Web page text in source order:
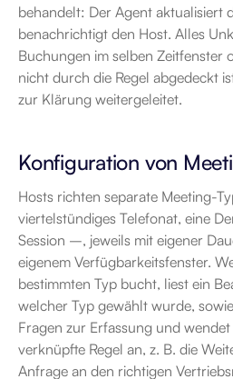
behandelt: Der Agent aktualisiert
benachrichtigt den Host. Alles
Buchungen im selben Zeitfenster
nicht durch die Regel abgedeckt
zur Klärung weitergeleitet.
Konfiguration von
Hosts richten separate Meeting-
viertelstündiges Telefonat, eine
Session –, jeweils mit eigener
eigenem Verfügbarkeitsfenster.
bestimmten Typ bucht, liest ein
welcher Typ gewählt wurde,
Fragen zur Erfassung und
verknüpfte Regel an, z. B. die
Anfrage an den richtigen